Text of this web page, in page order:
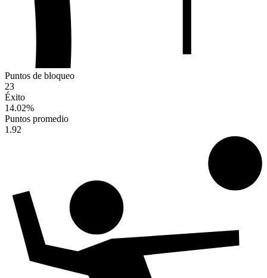
Puntos de bloqueo
23
Éxito
14.02%
Puntos promedio
1.92